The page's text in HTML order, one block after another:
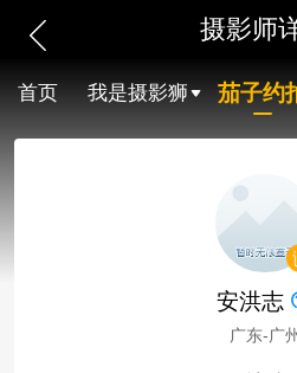
摄影师
首页 我是摄影狮 茄子约
安洪志
广东-广州